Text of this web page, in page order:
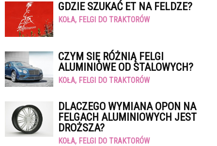
GDZIE SZUKAĆ ET NA FELDZE?
KOŁA, FELGI DO TRAKTORÓW
CZYM SIĘ RÓŻNIĄ FELGI
ALUMINIOWE OD STALOWYCH?
KOŁA, FELGI DO TRAKTORÓW
DLACZEGO WYMIANA OPON NA
FELGACH ALUMINIOWYCH JEST
DROŻSZA?
KOŁA, FELGI DO TRAKTORÓW